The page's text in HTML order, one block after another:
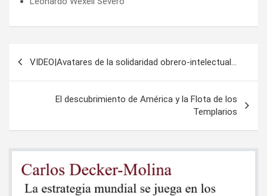
entradas
VIDEO|Avatares de la solidaridad obrero-intelectual…
El descubrimiento de América y la Flota de los
Templarios